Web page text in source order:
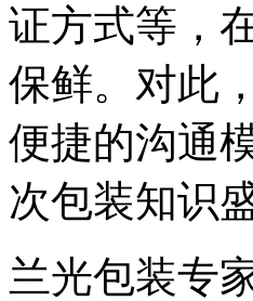
证方式等，
保鲜。对此
便捷的沟通
次包装知识
兰光包装专